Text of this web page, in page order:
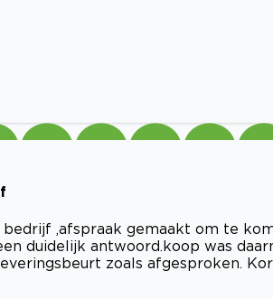
,afspraak gemaakt om te
duidelijk antwoord.koop was
zoals afgesproken.